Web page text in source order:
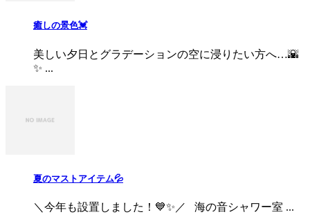
癒しの景色💓
美しい夕日とグラデーションの空に浸りたい方へ…🌇
✨ ...
夏のマストアイテム💦
＼今年も設置しました！💙✨／ 海の音シャワー室 ...